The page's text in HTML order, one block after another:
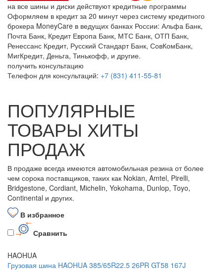
на все шины и диски действуют кредитные программы
Оформляем в кредит за 20 минут через систему кредитного
брокера MoneyCare в ведущих банках России: Альфа Банк,
Почта Банк, Кредит Европа Банк, МТС Банк, ОТП Банк,
Ренессанс Кредит, Русский Стандарт Банк, СовКомБанк,
МигКредит, Деньга, Тинькофф, и другие.
получить консультацию
Телефон для консультаций: +7 (831) 411-55-81
ПОПУЛЯРНЫЕ
ТОВАРЫ ХИТЫ
ПРОДАЖ
В продаже всегда имеются автомобильная резина от более
чем сорока поставщиков, таких как Nokian, Amtel, Pirelli,
Bridgestone, Cordiant, Michelin, Yokohama, Dunlop, Toyo,
Continental и других.
В избранное
Сравнить
HAOHUA
Грузовая шина HAOHUA 385/65R22.5 26PR GT58 167J